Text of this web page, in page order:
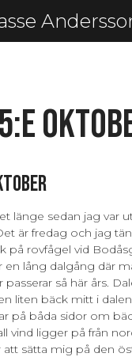
länge sedan jag var
är fredag och jag
på rovfågel vid
en lång dalgång där
passerar så här års.
liten bäck mitt i
på båda sidor om
vind ligger på från
att sätta mig på den